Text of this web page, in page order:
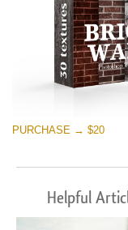
PURCHASE → $20
Helpful